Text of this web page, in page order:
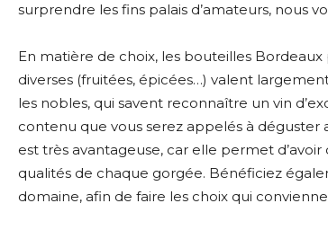
surprendre les fins palais d’amateurs, nous
En matière de choix, les bouteilles
diverses (fruitées, épicées…) valent
les nobles, qui savent reconnaître un vin
contenu que vous serez appelés à
est très avantageuse, car elle permet
qualités de chaque gorgée. Bénéficiez
domaine, afin de faire les choix qui